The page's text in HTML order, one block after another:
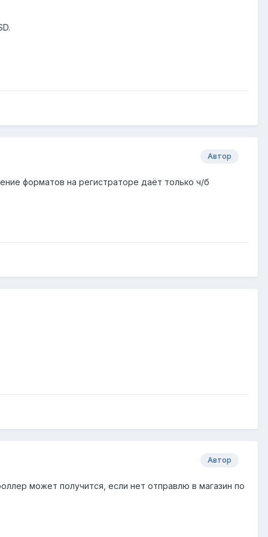
Автор
форматов на регистраторе даёт только ч/б
Автор
может получится, если нет отправлю в магазин по